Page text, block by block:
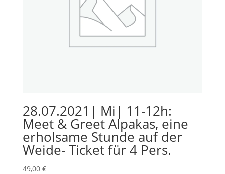
28.07.2021| Mi| 11-12h:
Meet & Greet Alpakas, eine
erholsame Stunde auf der
Weide- Ticket für 4 Pers.
49,00 €